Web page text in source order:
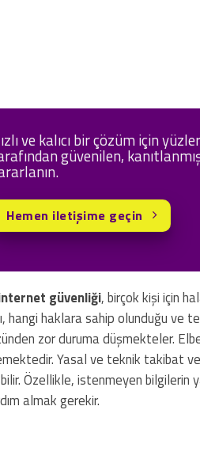
ve kalıcı bir çözüm için
güvenilen,
Hemen iletişime geçin
güvenliği, birçok kişi için
hangi haklara sahip olunduğu ve
zor duruma düşmekteler.
Yasal ve teknik takibat
Özellikle, istenmeyen bilgilerin
almak gerekir.